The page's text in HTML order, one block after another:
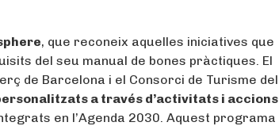
, que reconeix aquelles iniciatives que
del seu manual de bones pràctiques. El
de Barcelona i el Consorci de Turisme del
a través d’activitats i accions
en l’Agenda 2030. Aquest programa